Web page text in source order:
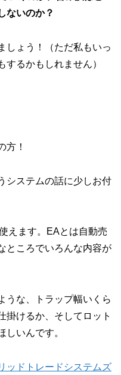
ないのか？
しょう！（ただ私もいっ
るかもしれません）
方！
システムの話に少しお付
えます。EAとは自動売
ところでいろんな内容が
うな、トラップ幅いくら
掛けるか、そしてロット
しいんです。
ッドトレードシステムズ